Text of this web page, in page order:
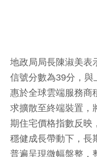
地政局局⻑陳淑美表
信號分數為39分，與
惠於全球雲端服務商
求擴散至終端裝置，
期住宅價格指數反映
穩健成長帶動下，長
普遍呈現微幅盤整，